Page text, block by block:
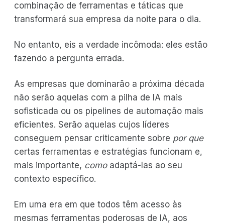
combinação de ferramentas e táticas que
transformará sua empresa da noite para o dia.
No entanto, eis a verdade incômoda: eles estão
fazendo a pergunta errada.
As empresas que dominarão a próxima década
não serão aquelas com a pilha de IA mais
sofisticada ou os pipelines de automação mais
eficientes. Serão aquelas cujos líderes
conseguem pensar criticamente sobre por que
certas ferramentas e estratégias funcionam e,
mais importante, comoadaptá-las ao seu
contexto específico.
Em uma era em que todos têm acesso às
mesmas ferramentas poderosas de IA, aos